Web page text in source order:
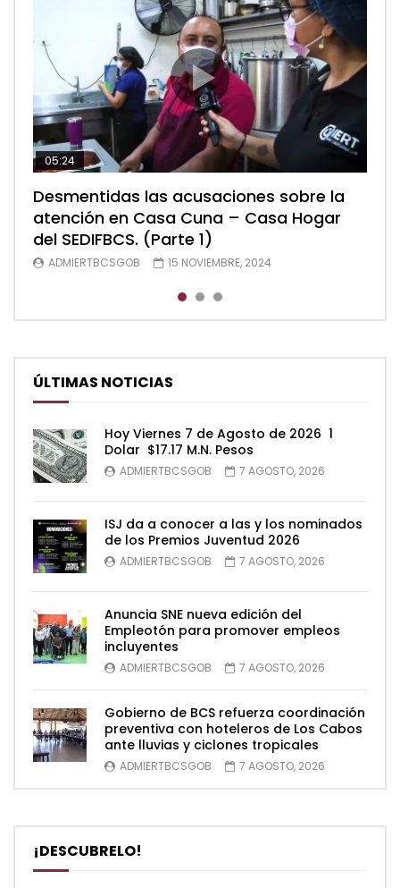
05:24
Desmentidas las acusaciones sobre la
atención en Casa Cuna – Casa Hogar
del SEDIFBCS. (Parte 1)
ADMIERTBCSGOB 15 NOVIEMBRE, 2024
04:28
Desmentidas las acusaciones sobre la
atención en Casa Cuna – Casa Hogar
del SEDIFBCS. (Parte 2)
ADMIERTBCSGOB 15 NOVIEMBRE, 2024
05:48
Desmentidas las acusaciones sobre la
atención en Casa Cuna – Casa Hogar
del SEDIFBCS (Parte 3)
ADMIERTBCSGOB 15 NOVIEMBRE, 2024
ÚLTIMAS NOTICIAS
Hoy Viernes 7 de Agosto de 2026 1
Dolar $17.17 M.N. Pesos
ADMIERTBCSGOB 7 AGOSTO, 2026
ISJ da a conocer a las y los nominados
de los Premios Juventud 2026
ADMIERTBCSGOB 7 AGOSTO, 2026
Anuncia SNE nueva edición del
Empleotón para promover empleos
incluyentes
ADMIERTBCSGOB 7 AGOSTO, 2026
Gobierno de BCS refuerza coordinación
preventiva con hoteleros de Los Cabos
ante lluvias y ciclones tropicales
ADMIERTBCSGOB 7 AGOSTO, 2026
¡DESCUBRELO!